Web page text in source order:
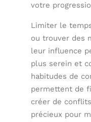
votre
Limiter le
ou trouver des
leur influence
plus serein et
habitudes de
permettent de
créer de
précieux pour